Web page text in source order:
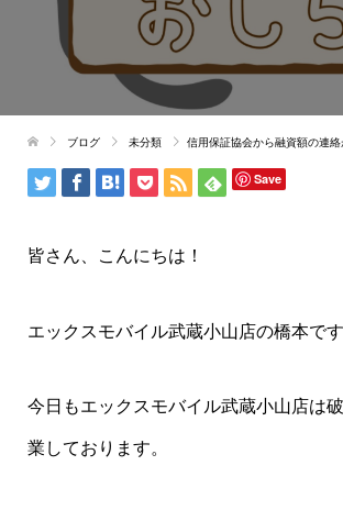
ブログ 未分類 信用保証協会から融資額の連絡
Save
皆さん、こんにちは！
エックスモバイル武蔵小山店の橋本です
今日もエックスモバイル武蔵小山店は
業しております。